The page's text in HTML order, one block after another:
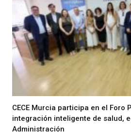
CECE Murcia participa en el Foro
integración inteligente de salud,
Administración